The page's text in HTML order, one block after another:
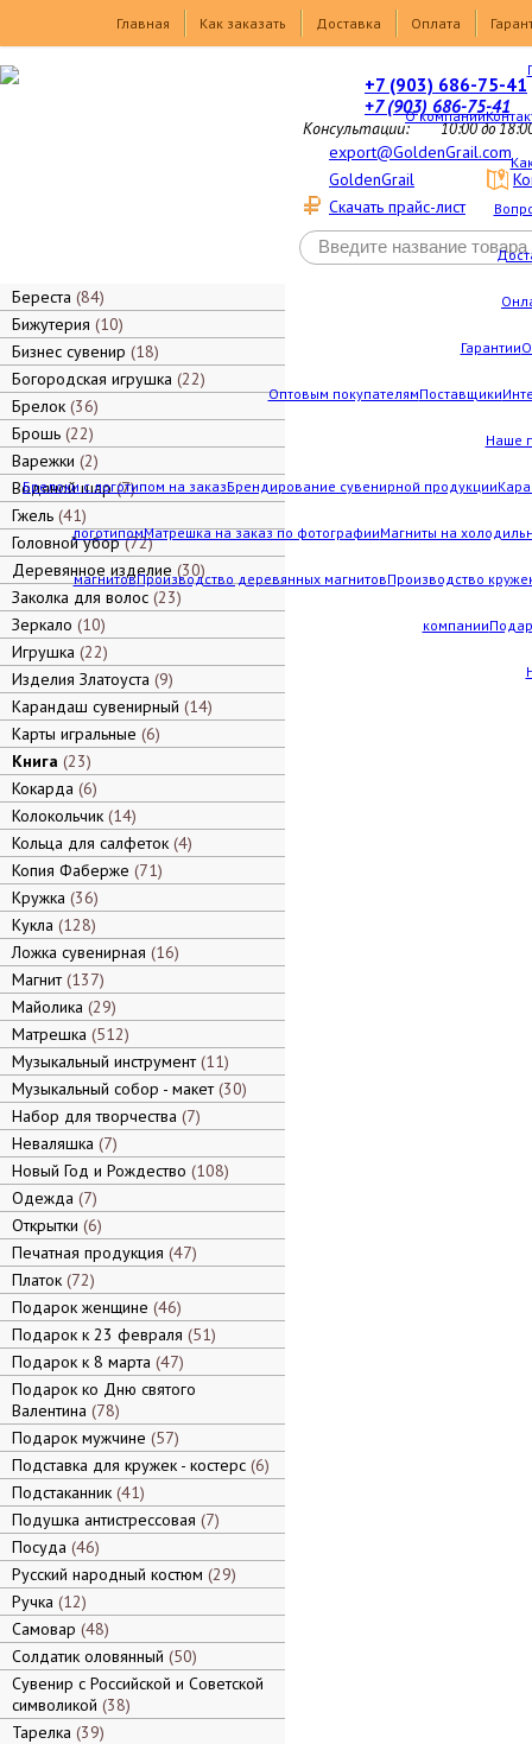
Главная
Как заказать Доставка Оплата
О компании
Гарантии
Оптовым покупателямПоставщики
Наше
Брелоки с логотипом на заказБрендирование сувенирной продукции
логотипомМатрешка на заказ по фотографииМагниты на
магнитовПроизводство деревянных магнитовПроизводство
компании
+7 (903) 686-75-41
+7 (903) 686-75-41
Консультации: 10:00 до
export@GoldenGrail.com
GoldenGrail
Скачать прайс-лист
Береста 84
Бижутерия 10
Бизнес сувенир 18
Богородская игрушка 22
Брелок 36
Брошь 22
Варежки 2
Водяной шар 7
Гжель 41
Головной убор 72
Деревянное изделие 30
Заколка для волос 23
Зеркало 10
Игрушка 22
Изделия Златоуста 9
Карандаш сувенирный 14
Карты игральные 6
Книга 23
Кокарда 6
Колокольчик 14
Кольца для салфеток 4
Копия Фаберже 71
Кружка 36
Кукла 128
Ложка сувенирная 16
Магнит 137
Майолика 29
Матрешка 512
Музыкальный инструмент 11
Музыкальный собор - макет 30
Набор для творчества 7
Неваляшка 7
Новый Год и Рождество 108
Одежда 7
Открытки 6
Печатная продукция 47
Платок 72
Подарок женщине 46
Подарок к 23 февраля 51
Подарок к 8 марта 47
Подарок ко Дню святого
Валентина 78
Подарок мужчине 57
Подставка для кружек - костерс 6
Подстаканник 41
Подушка антистрессовая 7
Посуда 46
Русский народный костюм 29
Ручка 12
Самовар 48
Солдатик оловянный 50
Сувенир с Российской и Советской
символикой 38
Тарелка 39